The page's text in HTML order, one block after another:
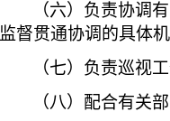
（六）负责协调
监督贯通协调的具体
（七）负责巡视
（八）配合有关